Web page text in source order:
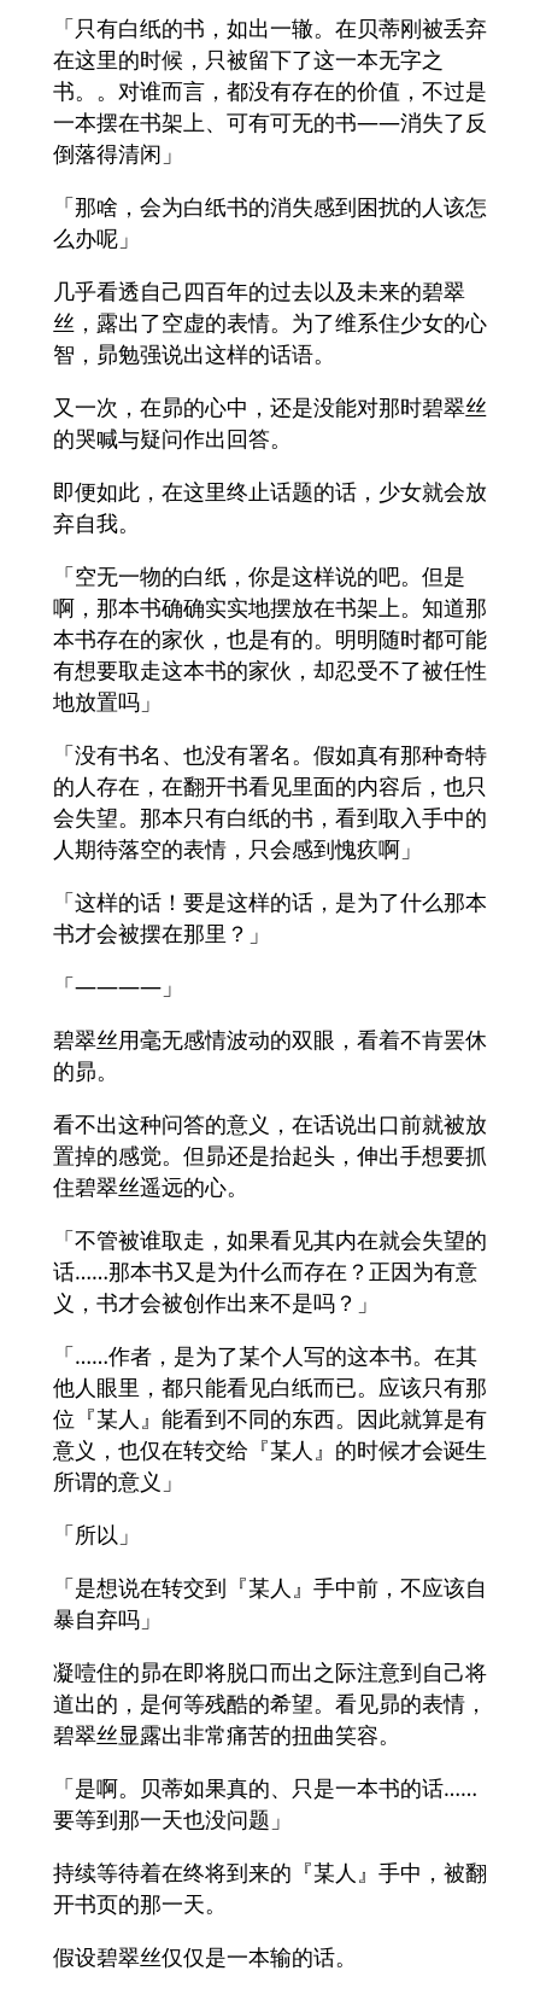
「只有白纸的书，如出一辙。在贝蒂刚被丢弃
在这里的时候，只被留下了这一本无字之
书。。对谁而言，都没有存在的价值，不过是
一本摆在书架上、可有可无的书――消失了反
倒落得清闲」
「那啥，会为白纸书的消失感到困扰的人该怎
么办呢」
几乎看透自己四百年的过去以及未来的碧翠
丝，露出了空虚的表情。为了维系住少女的心
智，昴勉强说出这样的话语。
又一次，在昴的心中，还是没能对那时碧翠丝
的哭喊与疑问作出回答。
即便如此，在这里终止话题的话，少女就会放
弃自我。
「空无一物的白纸，你是这样说的吧。但是
啊，那本书确确实实地摆放在书架上。知道那
本书存在的家伙，也是有的。明明随时都可能
有想要取走这本书的家伙，却忍受不了被任性
地放置吗」
「没有书名、也没有署名。假如真有那种奇特
的人存在，在翻开书看见里面的内容后，也只
会失望。那本只有白纸的书，看到取入手中的
人期待落空的表情，只会感到愧疚啊」
「这样的话！要是这样的话，是为了什么那本
书才会被摆在那里？」
「――――」
碧翠丝用毫无感情波动的双眼，看着不肯罢休
的昴。
看不出这种问答的意义，在话说出口前就被放
置掉的感觉。但昴还是抬起头，伸出手想要抓
住碧翠丝遥远的心。
「不管被谁取走，如果看见其内在就会失望的
话……那本书又是为什么而存在？正因为有意
义，书才会被创作出来不是吗？」
「……作者，是为了某个人写的这本书。在其
他人眼里，都只能看见白纸而已。应该只有那
位『某人』能看到不同的东西。因此就算是有
意义，也仅在转交给『某人』的时候才会诞生
所谓的意义」
「所以」
「是想说在转交到『某人』手中前，不应该自
暴自弃吗」
凝噎住的昴在即将脱口而出之际注意到自己将
道出的，是何等残酷的希望。看见昴的表情，
碧翠丝显露出非常痛苦的扭曲笑容。
「是啊。贝蒂如果真的、只是一本书的话……
要等到那一天也没问题」
持续等待着在终将到来的『某人』手中，被翻
开书页的那一天。
假设碧翠丝仅仅是一本输的话。